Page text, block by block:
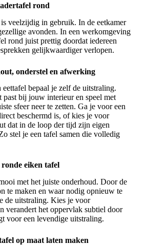
rond
veelzijdig in gebruik. In de eetkamer
avonden. In een werkomgeving
rond juist prettig doordat iedereen
gelijkwaardiger verlopen.
onderstel en afwerking
eettafelbepaal je zelf de uitstraling.
past bij jouw interieur en speel met
sfeer neer te zetten. Ga je voor een
beschermd is, of kies je voor
dat in de loop der tijd zijn eigen
stel je een tafel samen die volledig
eiken tafel
met het juiste onderhoud. Door de
te maken en waar nodig opnieuw te
de uitstraling. Kies je voor
verandert het oppervlak subtiel door
voor een levendige uitstraling.
op maat laten maken